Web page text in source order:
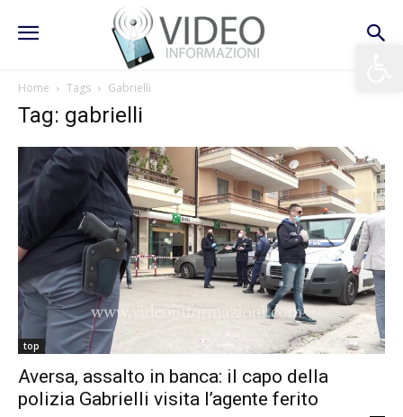
Home Tags Gabrielli
Tag: gabrielli
top
Aversa, assalto in banca: il capo della
polizia Gabrielli visita l’agente ferito